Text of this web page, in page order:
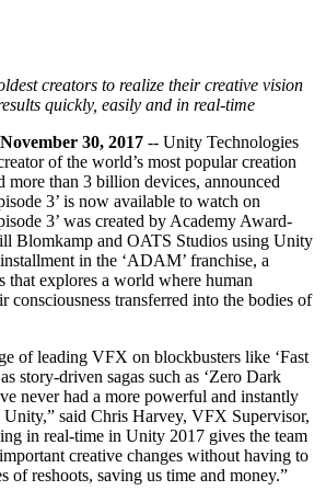
Sie mobile Benutzer
Filialen und D2C hinweg
den richtigen Spielen
mit Unity
und wachsen lassen
Teams veröffentlichen
im Auto fördern
der Praxis
und technische Tipps
und Pressezentrum
Kreativen und Insidern an
weltweit
Unity in Ihre Institution
Meisterschaft
creators to realize their creative vision
quickly, easily and in real-time
30, 2017 -- Unity Technologies
of the world’s most popular creation
more than 3 billion devices, announced
3’ is now available to watch on
3’ was created by Academy Award-
Blomkamp and OATS Studios using Unity
in the ‘ADAM’ franchise, a
that explores a world where human
consciousness transferred into the bodies of
of leading VFX on blockbusters like ‘Fast
story-driven sagas such as ‘Zero Dark
never had a more powerful and instantly
said Chris Harvey, VFX Supervisor,
in real-time in Unity 2017 gives the team
creative changes without having to
of reshoots, saving us time and money.”